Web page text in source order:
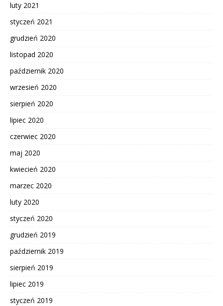
luty 2021
styczeń 2021
grudzień 2020
listopad 2020
październik 2020
wrzesień 2020
sierpień 2020
lipiec 2020
czerwiec 2020
maj 2020
kwiecień 2020
marzec 2020
luty 2020
styczeń 2020
grudzień 2019
październik 2019
sierpień 2019
lipiec 2019
styczeń 2019